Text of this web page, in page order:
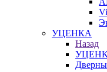
УЦЕНКА
Назад